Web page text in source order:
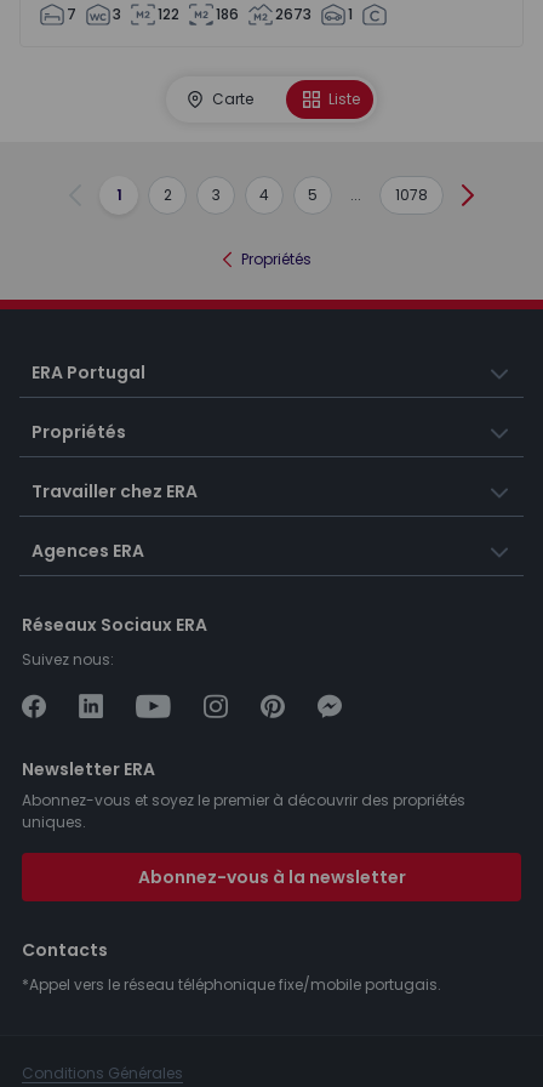
7 3 122 186 2673 1
Carte Liste
Précédent
1 2 3 4 5 ... 1078 Suivant
Propriétés
ERA Portugal
Propriétés
Travailler chez ERA
Agences ERA
Réseaux Sociaux ERA
Suivez nous:
Newsletter ERA
Abonnez-vous et soyez le premier à découvrir des propriétés
uniques.
Abonnez-vous à la newsletter
Contacts
*Appel vers le réseau téléphonique fixe/mobile portugais.
Conditions Générales